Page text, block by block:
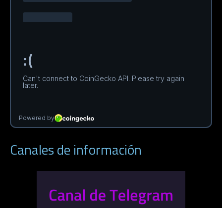
Canales de información